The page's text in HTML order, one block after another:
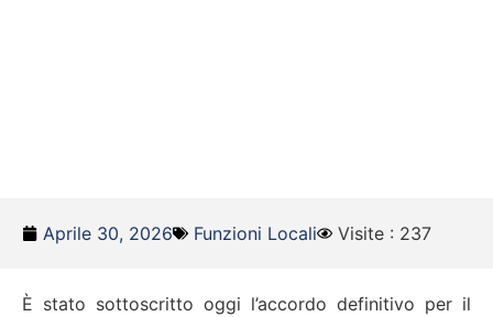
Aprile 30, 2026 Funzioni Locali Visite : 237
È stato sottoscritto oggi l’accordo definitivo per il